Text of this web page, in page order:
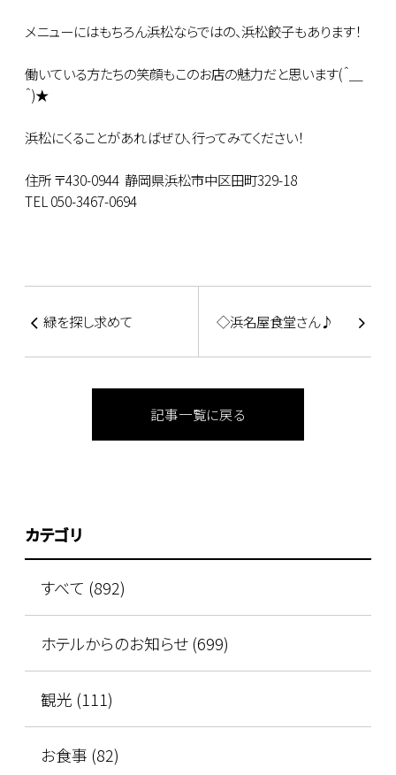
メニューにはもちろん浜松ならではの、浜松餃子もあります！
働いている方たちの笑顔もこのお店の魅力だと思います(＾＿
＾)★
浜松にくることがあればぜひ、行ってみてください！
住所 〒430-0944 静岡県浜松市中区田町329-18
TEL 050-3467-0694
緑を探し求めて ◇浜名屋食堂さん♪
記事一覧に戻る
カテゴリ
すべて (892)
ホテルからのお知らせ (699)
観光 (111)
お食事 (82)